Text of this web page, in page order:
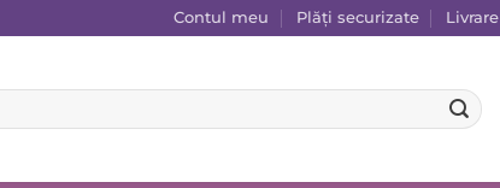
Contul meu Plăți securizate Livrare